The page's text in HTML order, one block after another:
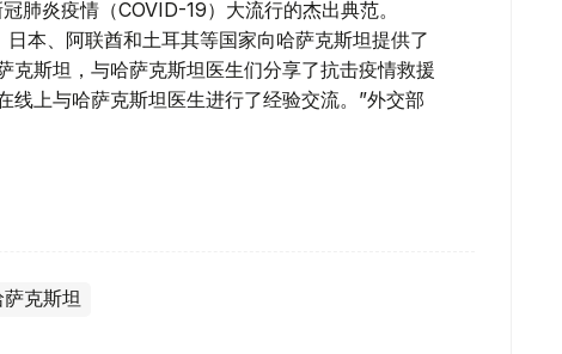
肺炎疫情（COVID-19）大流行的杰出典范。
本、阿联酋和土耳其等国家向哈萨克斯坦提供了
克斯坦，与哈萨克斯坦医生们分享了抗击疫情救援
上与哈萨克斯坦医生进行了经验交流。”外交部
萨克斯坦